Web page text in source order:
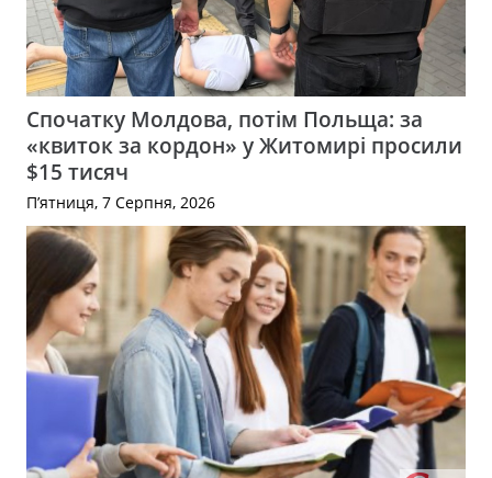
Спочатку Молдова, потім Польща: за
«квиток за кордон» у Житомирі просили
$15 тисяч
П’ятниця, 7 Серпня, 2026